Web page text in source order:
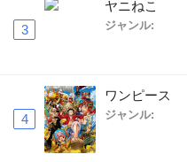
3
ヤニねこ
ジャンル:
4
ワンピース
ジャンル: